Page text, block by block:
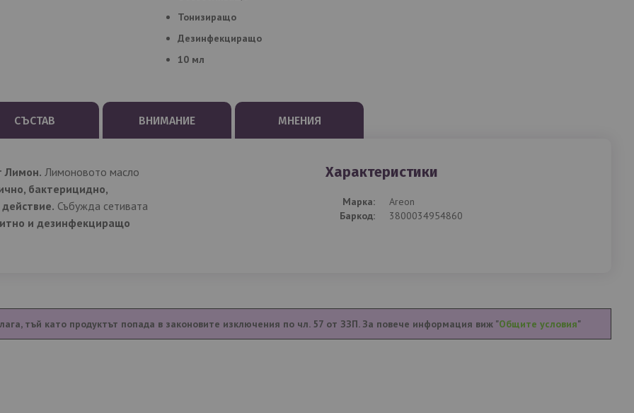
Тонизиращо
Дезинфекциращо
10 мл
Лимон. Лимоновото масло
бактерицидно,
Събужда сетивата
и дезинфекциращо
Характеристики
Mарка:
Areon
Баркод:
3800034954860
СЪСТАВ ВНИМАНИЕ МНЕНИЯ
тъй като продуктът попада в законовите изключения по чл. 57 от ЗЗП. За повече информация виж "Общите условия"